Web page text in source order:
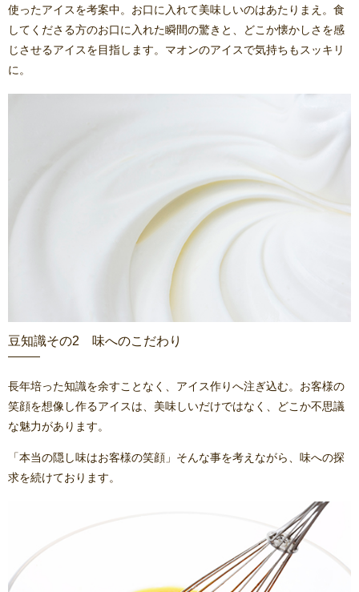
使ったアイスを考案中。お口に入れて美味しいのはあたりまえ。食
してくださる方のお口に入れた瞬間の驚きと、どこか懐かしさを感
じさせるアイスを目指します。マオンのアイスで気持ちもスッキリ
に。
豆知識その2 味へのこだわり
長年培った知識を余すことなく、アイス作りへ注ぎ込む。お客様の
笑顔を想像し作るアイスは、美味しいだけではなく、どこか不思議
な魅力があります。
「本当の隠し味はお客様の笑顔」そんな事を考えながら、味への探
求を続けております。